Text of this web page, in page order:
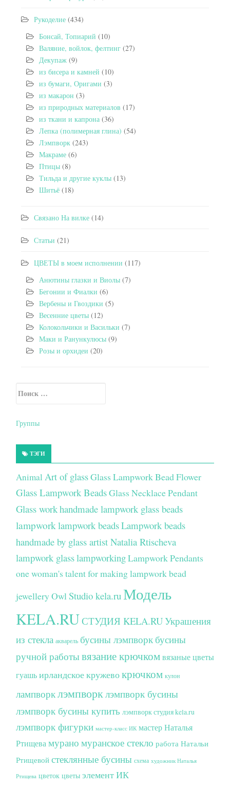
Рукоделие (434)
Бонсай, Топиарий (10)
Валяние, войлок, фелтинг (27)
Декупаж (9)
из бисера и камней (10)
из бумаги, Оригами (3)
из макарон (3)
из природных материалов (17)
из ткани и капрона (36)
Лепка (полимерная глина) (54)
Лэмпворк (243)
Макраме (6)
Птицы (8)
Тильда и другие куклы (13)
Шитьё (18)
Связано На вилке (14)
Статьи (21)
ЦВЕТЫ в моем исполнении (117)
Анютины глазки и Виолы (7)
Бегонии и Фиалки (6)
Вербены и Гвоздики (5)
Весенние цветы (12)
Колокольчики и Васильки (7)
Маки и Ранункулюсы (9)
Розы и орхидеи (20)
Secondary Sidebar
Искать:
Группы
ТЭГИ
Animal Art of glassGlass Lampwork Bead Flower
Glass Lampwork BeadsGlass Necklace Pendant
Glass workhandmade lampwork glass beads
lampwork lampwork beadsLampwork beads
handmade by glass artist Natalia Rtischeva
lampwork glasslampworkingLampwork Pendants
one woman's talent for making lampwork bead
jewelleryOwlStudio kela.ru Модель
KELA.RUСТУДИЯ KELA.RUУкрашения
из стекла акварель бусины лэмпворк бусины
ручной работывязание крючкомвязаные цветы
гуашьирландское кружевокрючком кулон
лампворклэмпворк лэмпворк бусины
лэмпворк бусины купить лэмпворк студия kela.ru
лэмпворк фигурки мастер-класс ИК мастер Наталья
Ртищевамурано муранское стекло работа Натальи
Ртищевой стеклянные бусины схема художник Наталья
Ртищева цветок цветы элемент ИК